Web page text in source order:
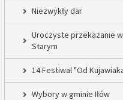
Niezwykły dar
Uroczyste przekazanie
Starym
14 Festiwal "Od
Wybory w gminie Iłów